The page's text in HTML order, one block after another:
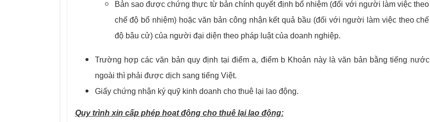
Bản sao được chứng thực từ bản chính quyết định bổ nhiệm (đối với người làm việc theo
chế độ bổ nhiệm) hoặc văn bản công nhận kết quả bầu (đối với người làm việc theo chế
độ bâu cử) của người đại diện theo pháp luật của doanh nghiệp.
Trường hợp các văn bản quy định tại điểm a, điểm b Khoản này là văn bản bằng tiếng nước
ngoài thì phải được dịch sang tiếng Việt.
Giấy chứng nhận ký quỹ kinh doanh cho thuê lại lao động.
Quy trình xin cấp phép hoạt động cho thuê lại lao động: